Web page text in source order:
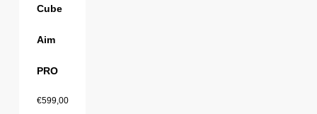
Cube
Aim
PRO
€599,00